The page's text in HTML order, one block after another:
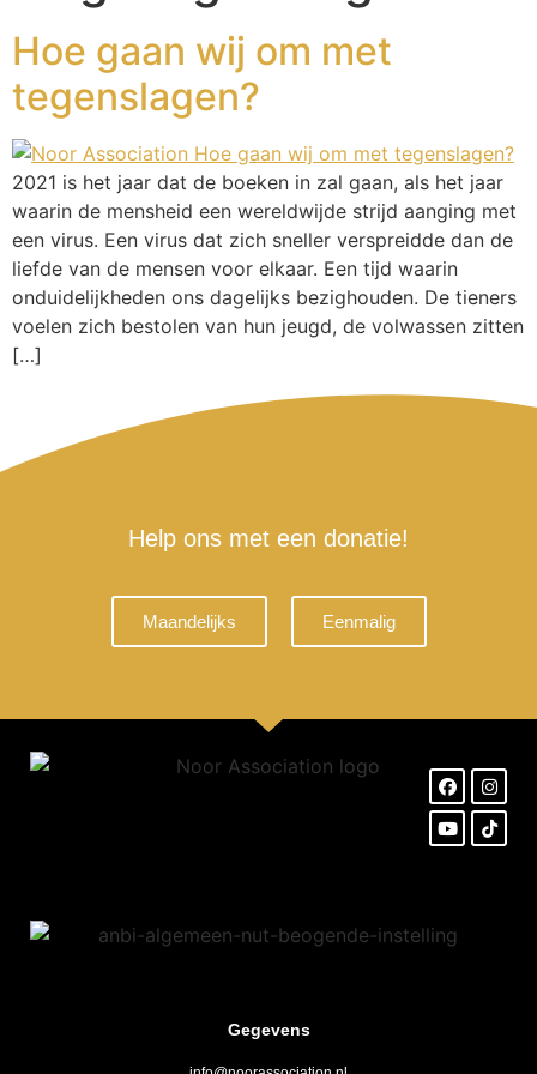
Hoe gaan wij om met
tegenslagen?
2021 is het jaar dat de boeken in zal gaan, als het jaar
waarin de mensheid een wereldwijde strijd aanging met
een virus. Een virus dat zich sneller verspreidde dan de
liefde van de mensen voor elkaar. Een tijd waarin
onduidelijkheden ons dagelijks bezighouden. De tieners
voelen zich bestolen van hun jeugd, de volwassen zitten
[…]
Help ons met een donatie!
Maandelijks Eenmalig
Gegevens